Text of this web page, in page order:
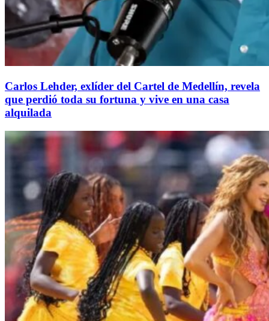
Carlos Lehder, exlíder del Cartel de Medellín, revela
que perdió toda su fortuna y vive en una casa
alquilada